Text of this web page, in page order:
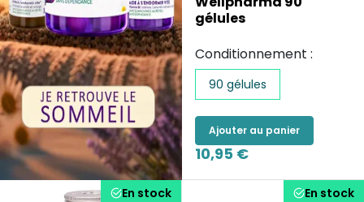
gélules
Conditionnement :
90 gélules
Ajouter au panier
10,95 €
En stock En stock